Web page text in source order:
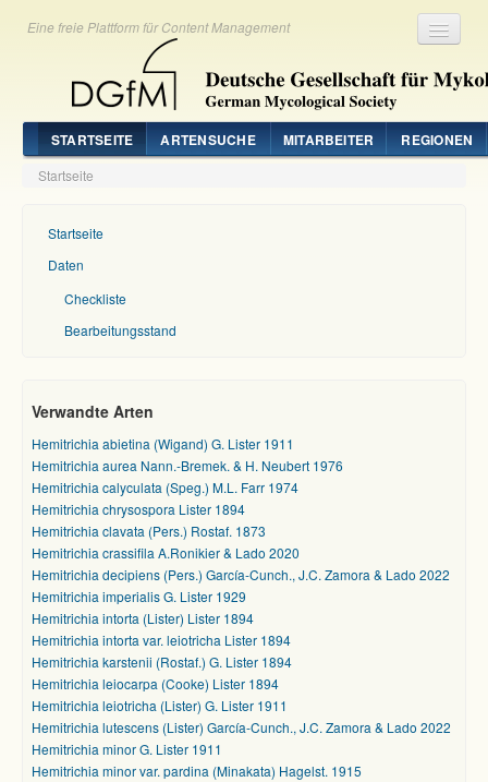
Eine freie Plattform für Content Management
STARTSEITE ARTENSUCHE MITARBEITER REGIONEN
Startseite
Startseite
Daten
Checkliste
Bearbeitungsstand
Verwandte Arten
Hemitrichia abietina (Wigand) G. Lister 1911
Hemitrichia aurea Nann.-Bremek. & H. Neubert 1976
Hemitrichia calyculata (Speg.) M.L. Farr 1974
Hemitrichia chrysospora Lister 1894
Hemitrichia clavata (Pers.) Rostaf. 1873
Hemitrichia crassifila A.Ronikier & Lado 2020
Hemitrichia decipiens (Pers.) García-Cunch., J.C. Zamora & Lado 2022
Hemitrichia imperialis G. Lister 1929
Hemitrichia intorta (Lister) Lister 1894
Hemitrichia intorta var. leiotricha Lister 1894
Hemitrichia karstenii (Rostaf.) G. Lister 1894
Hemitrichia leiocarpa (Cooke) Lister 1894
Hemitrichia leiotricha (Lister) G. Lister 1911
Hemitrichia lutescens (Lister) García-Cunch., J.C. Zamora & Lado 2022
Hemitrichia minor G. Lister 1911
Hemitrichia minor var. pardina (Minakata) Hagelst. 1915